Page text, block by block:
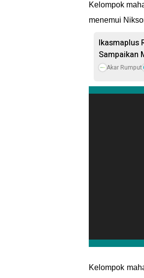
Kelompok
menemui
Ikasmaplus
Sampaikan
Akar Rumput
Kelompok